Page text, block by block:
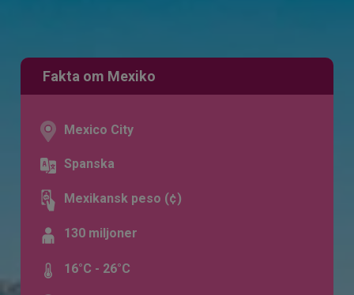
Fakta om Mexiko
Mexico City
Spanska
Mexikansk peso (¢)
130 miljoner
16°C - 26°C